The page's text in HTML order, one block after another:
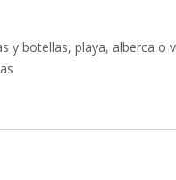
y botellas, playa, alberca